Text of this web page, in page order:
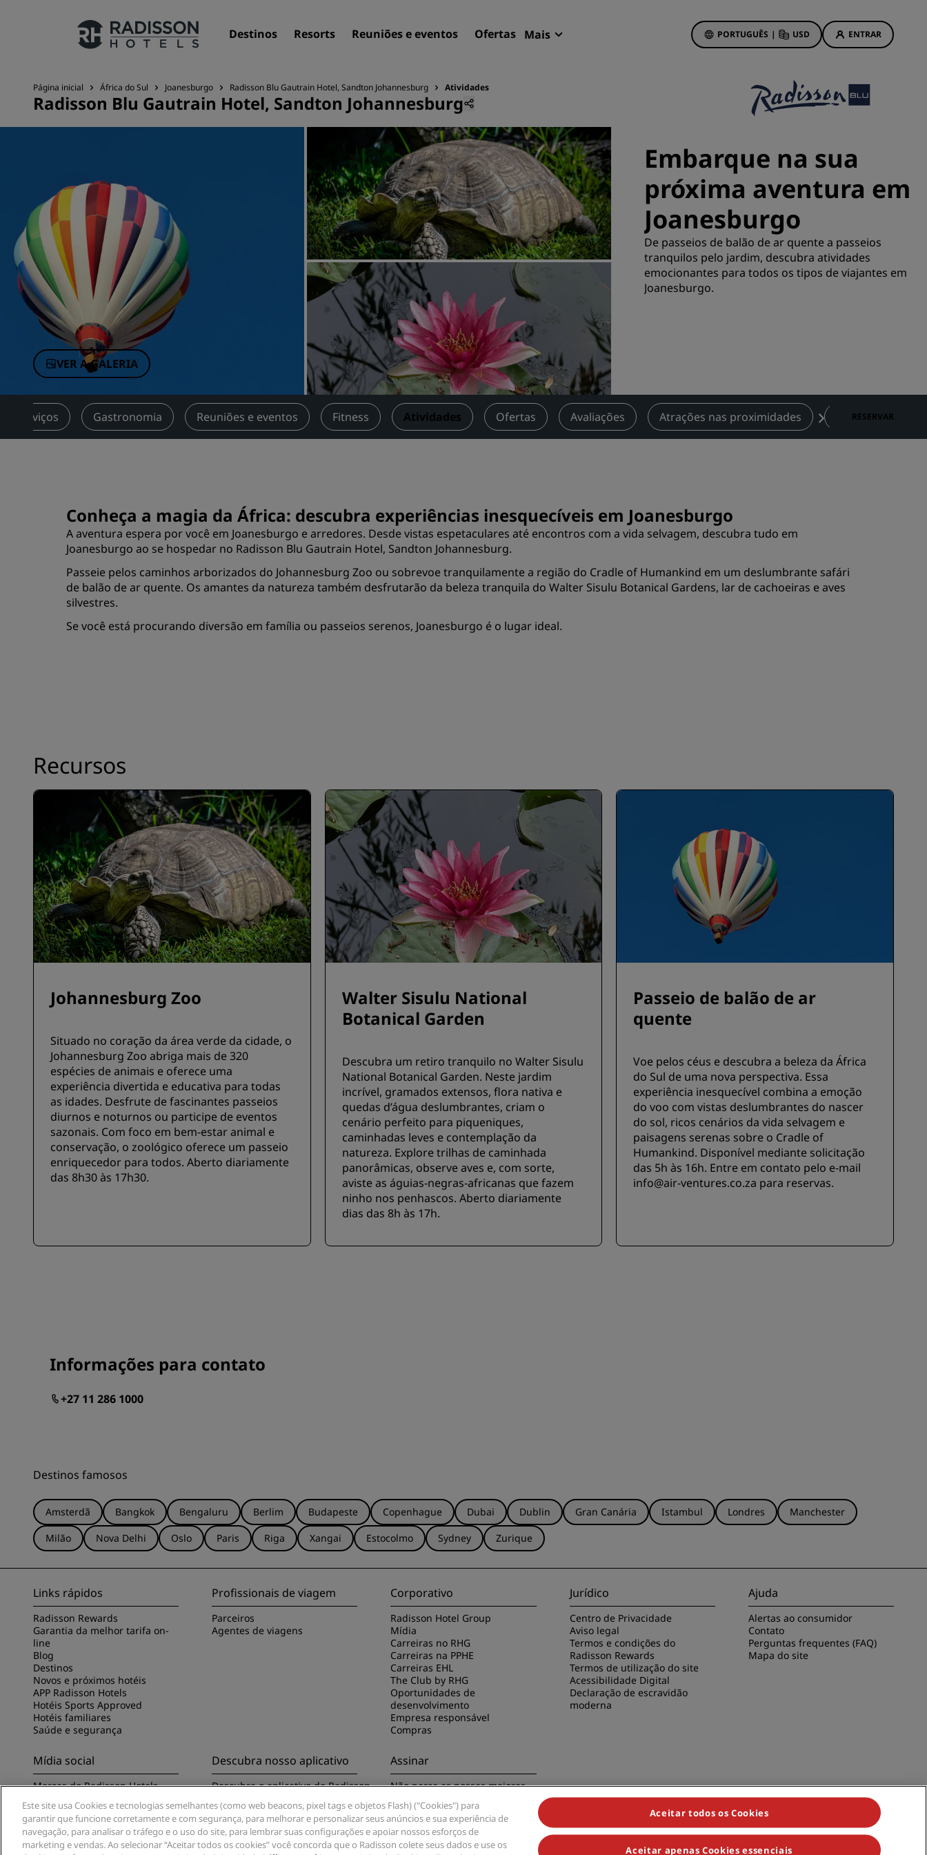
Destinos Resorts Reuniões e eventos Ofertas Mais PORTUGUÊS | USD ENTRAR
Nossas marcas
Marcas afiliadas na China
Destinos
Resorts
Apartamentos com serviços
Hotéis de aeroportos
Novos e futuros hotéis
Reuniões e eventos
Descubra o Radisson Meetings
Reserve um espaço para
reuniões
Solicitar cotação
Destinos para eventos
Soluções setoriais
Pesquisar voos
Procurar restaurante
Serviços digitais
App Radisson Hotels
Ofertas de hotéis
Prêmios desde o primeiro
momento
Deals of the Day
Reserve com antecedência
Confira nossos pacotes
Ideias de viagens
Viajante a trabalho
Hotéis no centro da cidade
Conheça o Radisson Rewards
Benefícios
Como ganhar pontos
Página inicial África do Sul Joanesburgo Radisson Blu Gautrain Hotel, Sandton Johannesburg Atividades
Radisson Blu Gautrain Hotel, Sandton Johannesburg
VER A GALERIA
Embarque na sua
próxima aventura em
Joanesburgo
De passeios de balão de ar quente a passeios
tranquilos pelo jardim, descubra atividades
emocionantes para todos os tipos de viajantes em
Joanesburgo.
Serviços Gastronomia Reuniões e eventos Fitness Atividades Ofertas Avaliações Atrações nas proximidades Contato
RESERVAR
Conheça a magia da África: descubra experiências inesquecíveis em Joanesburgo
A aventura espera por você em Joanesburgo e arredores. Desde vistas espetaculares até encontros com a vida selvagem, descubra tudo em
Joanesburgo ao se hospedar no Radisson Blu Gautrain Hotel, Sandton Johannesburg.
Passeie pelos caminhos arborizados do Johannesburg Zoo ou sobrevoe tranquilamente a região do Cradle of Humankind em um deslumbrante safári
de balão de ar quente. Os amantes da natureza também desfrutarão da beleza tranquila do Walter Sisulu Botanical Gardens, lar de cachoeiras e aves
silvestres.
Se você está procurando diversão em família ou passeios serenos, Joanesburgo é o lugar ideal.
Recursos
Johannesburg Zoo
Situado no coração da área verde da cidade, o
Johannesburg Zoo abriga mais de 320
espécies de animais e oferece uma
experiência divertida e educativa para todas
as idades. Desfrute de fascinantes passeios
diurnos e noturnos ou participe de eventos
sazonais. Com foco em bem-estar animal e
conservação, o zoológico oferece um passeio
enriquecedor para todos. Aberto diariamente
das 8h30 às 17h30.
Walter Sisulu National
Botanical Garden
Descubra um retiro tranquilo no Walter Sisulu
National Botanical Garden. Neste jardim
incrível, gramados extensos, flora nativa e
quedas d’água deslumbrantes, criam o
cenário perfeito para piqueniques,
caminhadas leves e contemplação da
natureza. Explore trilhas de caminhada
panorâmicas, observe aves e, com sorte,
aviste as águias-negras-africanas que fazem
ninho nos penhascos. Aberto diariamente
dias das 8h às 17h.
Passeio de balão de ar
quente
Voe pelos céus e descubra a beleza da África
do Sul de uma nova perspectiva. Essa
experiência inesquecível combina a emoção
do voo com vistas deslumbrantes do nascer
do sol, ricos cenários da vida selvagem e
paisagens serenas sobre o Cradle of
Humankind. Disponível mediante solicitação
das 5h às 16h. Entre em contato pelo e-mail
info@air-ventures.co.za para reservas.
Informações para contato
+27 11 286 1000
Destinos famosos
Amsterdã Bangkok Bengaluru Berlim Budapeste Copenhague Dubai Dublin Gran Canária Istambul Londres
Manchester
Milão
Nova Delhi Oslo Paris Riga Xangai Estocolmo Sydney Zurique
Links rápidos
Radisson Rewards
Garantia da melhor tarifa on-
line
Blog
Destinos
Novos e próximos hotéis
APP Radisson Hotels
Hotéis Sports Approved
Hotéis familiares
Saúde e segurança
Profissionais de viagem
Parceiros
Agentes de viagens
Corporativo
Radisson Hotel Group
Mídia
Carreiras no RHG
Carreiras na PPHE
Carreiras EHL
The Club by RHG
Oportunidades de
desenvolvimento
Empresa responsável
Compras
Jurídico
Centro de Privacidade
Aviso legal
Termos e condições do
Radisson Rewards
Termos de utilização do site
Acessibilidade Digital
Declaração de escravidão
moderna
Ajuda
Alertas ao consumidor
Contato
Perguntas frequentes (FAQ)
Mapa do site
Mídia social
Marcas do Radisson Hotels
Descubra nosso aplicativo
Descubra o aplicativo do Radisson
Assinar
Não perca as nossas maiores
Este site usa Cookies e tecnologias semelhantes (como web beacons, pixel tags e objetos Flash) ("Cookies") para
garantir que funcione corretamente e com segurança, para melhorar e personalizar seus anúncios e sua experiência de
navegação, para analisar o tráfego e o uso do site, para lembrar suas configurações e apoiar nossos esforços de
marketing e vendas. Ao selecionar “Aceitar todos os cookies” você concorda que o Radisson colete seus dados e use os
Aceitar todos os Cookies
Aceitar apenas Cookies essenciais